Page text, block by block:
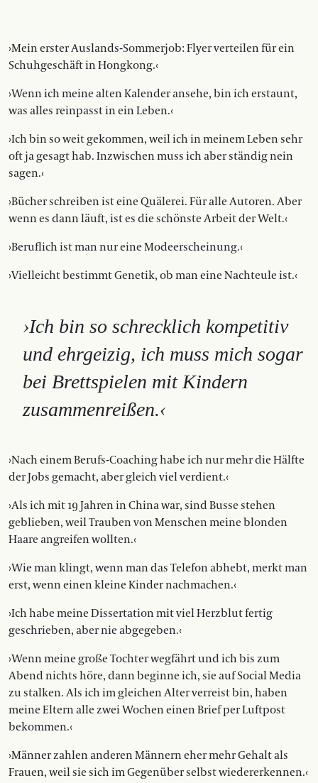
›Mein erster Auslands-Sommerjob: Flyer ver­teilen für ein
Schuhgeschäft in Hongkong.‹
›Wenn ich meine alten Kalender ansehe, bin ich erstaunt,
was alles reinpasst in ein Leben.‹
›Ich bin so weit gekommen, weil ich in meinem Leben sehr
oft ja gesagt hab. Inzwischen muss ich aber ständig nein
sagen.‹
›Bücher schreiben ist eine Quälerei. Für alle Autoren. Aber
wenn es dann läuft, ist es die schönste Arbeit der Welt.‹
›Beruflich ist man nur eine Modeerscheinung.‹
›Vielleicht bestimmt Genetik, ob man eine Nachteule ist.‹
›Ich bin so schrecklich kompetitiv
und ehrgeizig, ich muss mich sogar
bei Brettspielen mit Kindern
zusammenreißen.‹
›Nach einem Berufs-Coaching habe ich nur mehr die Hälfte
der Jobs gemacht, aber gleich viel verdient.‹
›Als ich mit 19 Jahren in China war, sind Busse stehen
geblieben, weil Trauben von Menschen meine blonden
Haare angreifen wollten.‹
›Wie man klingt, wenn man das Telefon abhebt, merkt man
erst, wenn einen kleine Kinder nachmachen.‹
›Ich habe meine Dissertation mit viel Herzblut fertig
geschrieben, aber nie abgegeben.‹
›Wenn meine große Tochter wegfährt und ich bis zum
Abend nichts höre, dann beginne ich, sie auf Social Media
zu stalken. Als ich im ­gleichen Alter verreist bin, haben
meine Eltern alle zwei Wochen einen Brief per Luftpost
bekommen.‹
›Männer zahlen anderen Männern eher mehr Gehalt als
Frauen, weil sie sich im Gegenüber selbst wiedererkennen.‹